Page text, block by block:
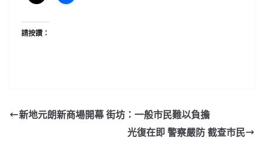
請按讚：
新地元朗新商場開幕 街坊：一般市民難以負擔
光復在即 警察嚴防 截查市民